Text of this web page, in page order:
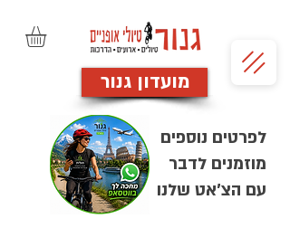
מועדון גנור
לפרטים נוספים
מוזמנים לדבר
עם הצ'אט שלנו